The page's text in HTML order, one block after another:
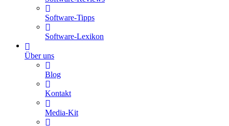
Software-Tipps
Software-Lexikon
Über uns
Blog
Kontakt
Media-Kit